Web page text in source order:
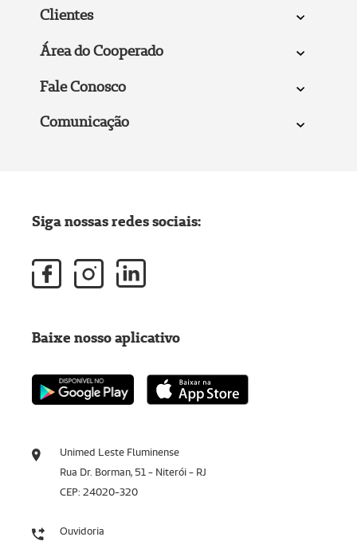
Clientes
Área do Cooperado
Fale Conosco
Comunicação
Unimed Leste Fluminense
Rua Dr. Borman, 51 - Niterói - RJ
CEP: 24020-320
Ouvidoria
Siga nossas redes sociais:
Baixe nosso aplicativo